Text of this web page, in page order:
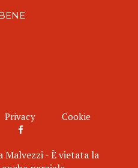
Privacy Cookie
- È vietata la